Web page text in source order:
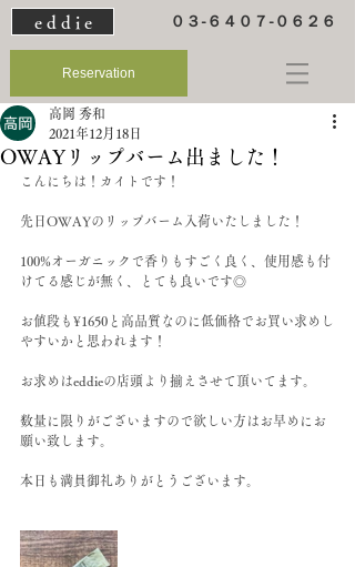
e d d i e ０３-６４０７-０６２６
Reservation
OWAYリップバーム出ました！
高岡 秀和
2021年12月18日
こんにちは！カイトです！
先日OWAYのリップバーム入荷いたしました！
100%オーガニックで香りもすごく良く、使用感も付
けてる感じが無く、とても良いです◎
お値段も¥1650と高品質なのに低価格でお買い求めし
やすいかと思われます！
お求めはeddieの店頭より揃えさせて頂いてます。
数量に限りがございますので欲しい方はお早めにお
願い致します。
本日も満員御礼ありがとうございます。